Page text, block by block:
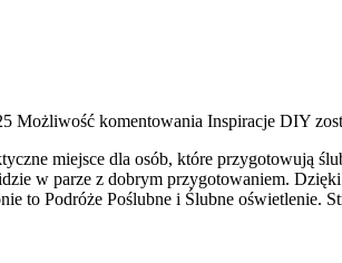
Możliwość komentowania Inspiracje DIY
miejsce dla osób, które przygotowują
w parze z dobrym przygotowaniem.
to Podróże Poślubne i Ślubne oświetlenie.